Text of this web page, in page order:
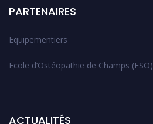
PARTENAIRES
Equipementiers
Ecole d’Ostéopathie de Champs (ESO)
ACTUALITÉS